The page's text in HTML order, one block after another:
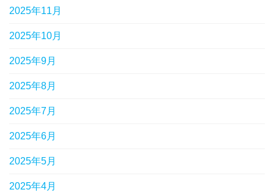
2025年11月
2025年10月
2025年9月
2025年8月
2025年7月
2025年6月
2025年5月
2025年4月